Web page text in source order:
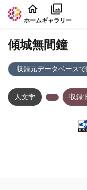
本文に飛ぶ
ホームギャラリー
傾城無間鐘
収録元データベースで
人文学 収録: